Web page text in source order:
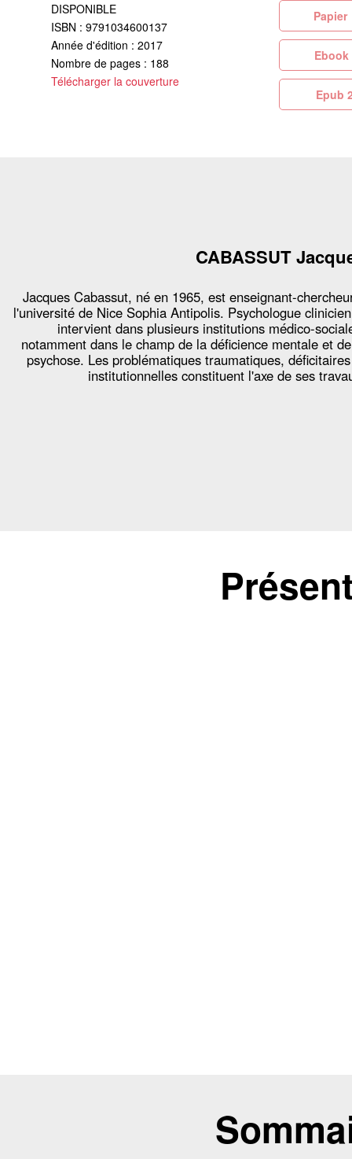
DISPONIBLE
ISBN : 9791034600137
Année d'édition : 2017
Nombre de pages : 188
Télécharger la couverture
CABASSUT
Jacques Cabassut, né en 1965, est enseignant-
l'université de Nice Sophia Antipolis. Psychologue
intervient dans plusieurs institutions médico-
notamment dans le champ de la déficience mentale et
psychose. Les problématiques traumatiques,
institutionnelles constituent l'axe de ses